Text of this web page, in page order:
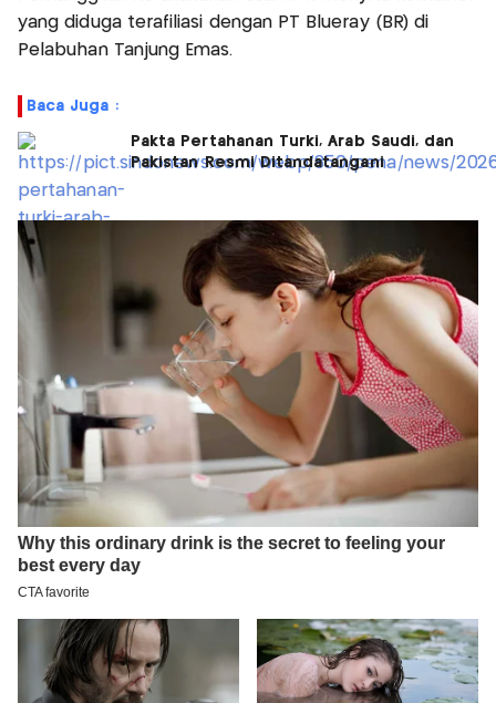
yang diduga terafiliasi dengan PT Blueray (BR) di
Pelabuhan Tanjung Emas.
Baca Juga :
Pakta Pertahanan Turki, Arab Saudi, dan
Pakistan Resmi Ditandatangani